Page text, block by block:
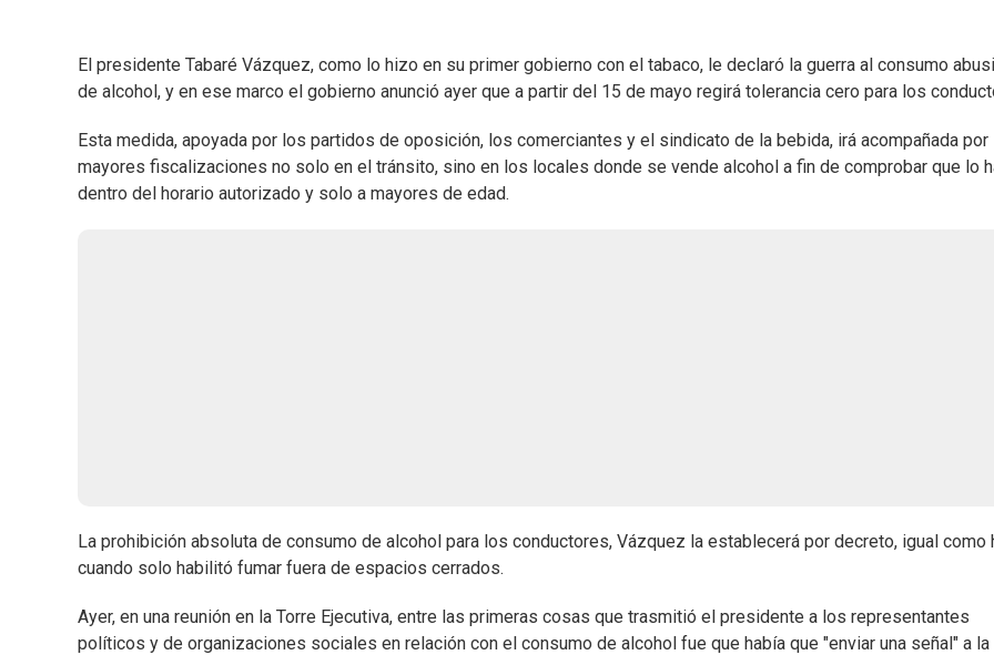
El presidente Tabaré Vázquez, como lo hizo en su primer gobierno con el tabaco, le declaró la guerra al consumo
de alcohol, y en ese marco el gobierno anunció ayer que a partir del 15 de mayo regirá tolerancia cero para los
Esta medida, apoyada por los partidos de oposición, los comerciantes y el sindicato de la bebida, irá acompañada por
mayores fiscalizaciones no solo en el tránsito, sino en los locales donde se vende alcohol a fin de comprobar que lo
dentro del horario autorizado y solo a mayores de edad.
La prohibición absoluta de consumo de alcohol para los conductores, Vázquez la establecerá por decreto, igual como
cuando solo habilitó fumar fuera de espacios cerrados.
Ayer, en una reunión en la Torre Ejecutiva, entre las primeras cosas que trasmitió el presidente a los representantes
políticos y de organizaciones sociales en relación con el consumo de alcohol fue que había que "enviar una señal" a la